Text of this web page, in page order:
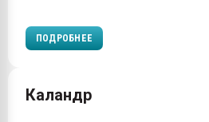
ПОДРОБНЕЕ
Каландр